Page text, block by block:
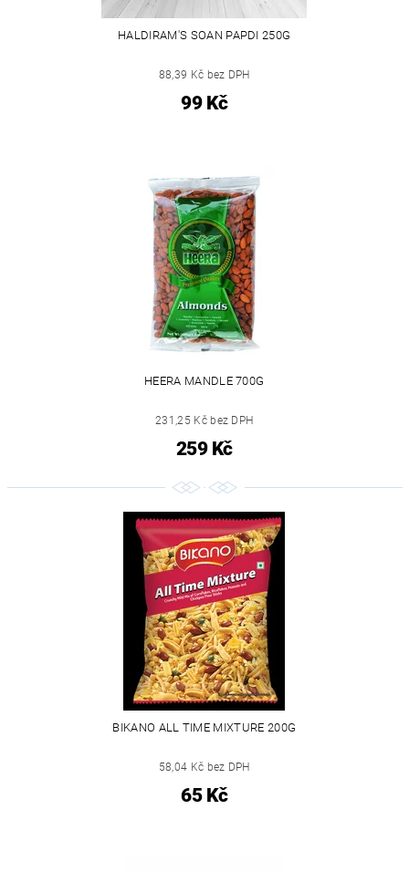
HALDIRAM'S SOAN PAPDI 250G
88,39 Kč bez DPH
99 Kč
HEERA MANDLE 700G
231,25 Kč bez DPH
259 Kč
BIKANO ALL TIME MIXTURE 200G
58,04 Kč bez DPH
65 Kč